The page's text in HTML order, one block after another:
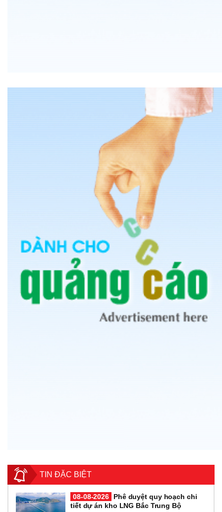
TIN ĐẶC BIỆT
08-08-2026
Phê duyệt quy hoạch chi
tiết dự án kho LNG Bắc Trung Bộ